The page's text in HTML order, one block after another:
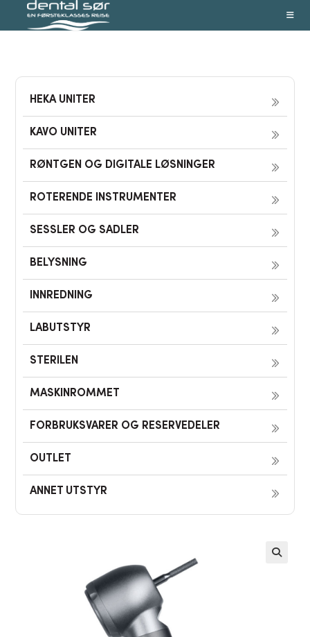
HEKA UNITER
KAVO UNITER
RØNTGEN OG DIGITALE LØSNINGER
ROTERENDE INSTRUMENTER
SESSLER OG SADLER
BELYSNING
INNREDNING
LABUTSTYR
STERILEN
MASKINROMMET
FORBRUKSVARER OG RESERVEDELER
OUTLET
ANNET UTSTYR